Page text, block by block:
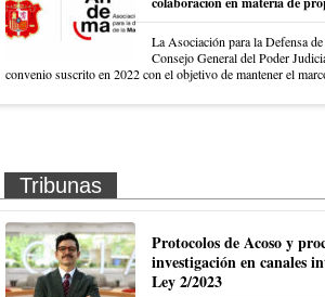
La Asociación para la Defensa
Consejo General del Poder
convenio suscrito en 2022 con el objetivo de mantener el
Tribunas
Protocolos de Acoso y
investigación en canales
Ley 2/2023